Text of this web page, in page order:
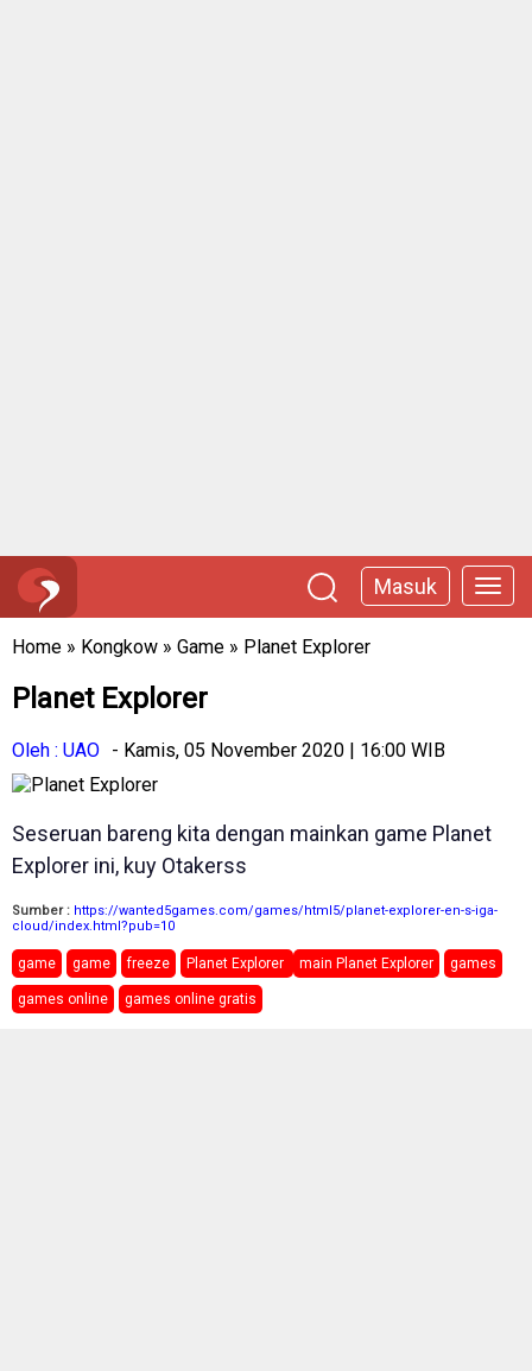
Masuk
Home » Kongkow » Game » Planet Explorer
Planet Explorer
Oleh : UAO - Kamis, 05 November 2020 | 16:00 WIB
Seseruan bareng kita dengan mainkan game Planet
Explorer ini, kuy Otakerss
Sumber : https://wanted5games.com/games/html5/planet-explorer-en-s-iga-
cloud/index.html?pub=10
game game freeze Planet Explorer main Planet Explorer games
games online games online gratis